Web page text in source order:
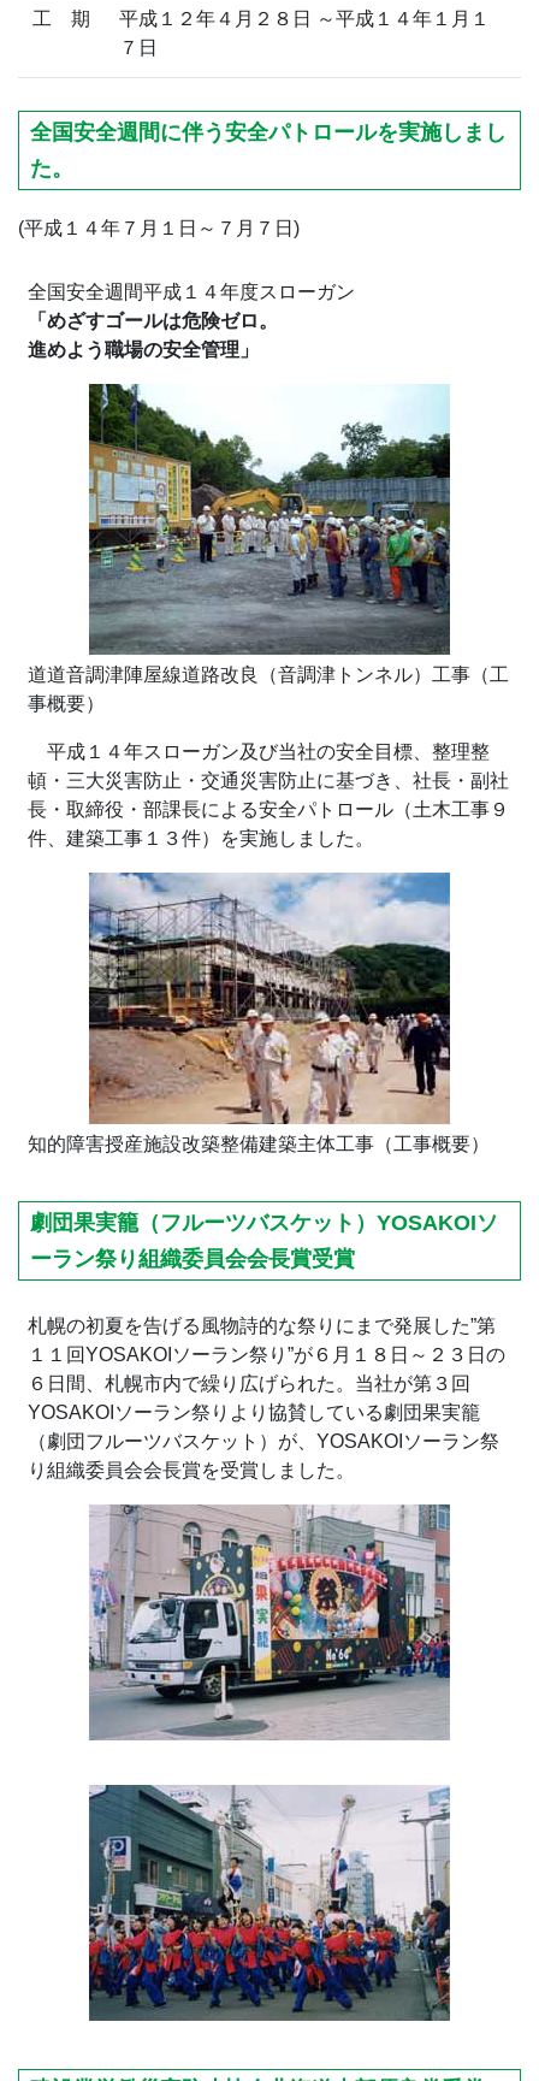
工 期
平成１２年４月２８日 ～平成１４年１月１
７日
全国安全週間に伴う安全パトロールを実施しまし
た。
(平成１４年７月１日～７月７日)
全国安全週間平成１４年度スローガン
「めざすゴールは危険ゼロ。
進めよう職場の安全管理」
道道音調津陣屋線道路改良（音調津トンネル）工事（工
事概要）
平成１４年スローガン及び当社の安全目標、整理整
頓・三大災害防止・交通災害防止に基づき、社長・副社
長・取締役・部課長による安全パトロール（土木工事９
件、建築工事１３件）を実施しました。
知的障害授産施設改築整備建築主体工事（工事概要）
劇団果実籠（フルーツバスケット）YOSAKOIソ
ーラン祭り組織委員会会長賞受賞
札幌の初夏を告げる風物詩的な祭りにまで発展した”第
１１回YOSAKOIソーラン祭り”が６月１８日～２３日の
６日間、札幌市内で繰り広げられた。当社が第３回
YOSAKOIソーラン祭りより協賛している劇団果実籠
（劇団フルーツバスケット）が、YOSAKOIソーラン祭
り組織委員会会長賞を受賞しました。